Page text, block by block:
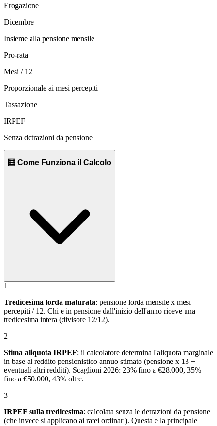
Erogazione
Dicembre
Insieme alla pensione mensile
Pro-rata
Mesi / 12
Proporzionale ai mesi percepiti
Tassazione
IRPEF
Senza detrazioni da pensione
🧮 Come Funziona il Calcolo
1
Tredicesima lorda maturata: pensione lorda mensile x mesi
percepiti / 12. Chi e in pensione dall'inizio dell'anno riceve una
tredicesima intera (divisore 12/12).
2
Stima aliquota IRPEF: il calcolatore determina l'aliquota marginale
in base al reddito pensionistico annuo stimato (pensione x 13 +
eventuali altri redditi). Scaglioni 2026: 23% fino a €28.000, 35%
fino a €50.000, 43% oltre.
3
IRPEF sulla tredicesima: calcolata senza le detrazioni da pensione
(che invece si applicano ai ratei ordinari). Questa e la principale